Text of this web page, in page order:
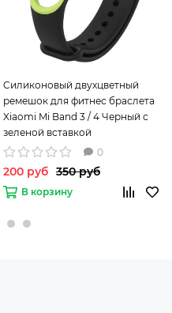
Cиликоновый двухцветный
ремешок для фитнес браслета
Xiaomi Mi Band 3 / 4 Черный с
зеленой вставкой
0
200 руб 350 руб
В корзину